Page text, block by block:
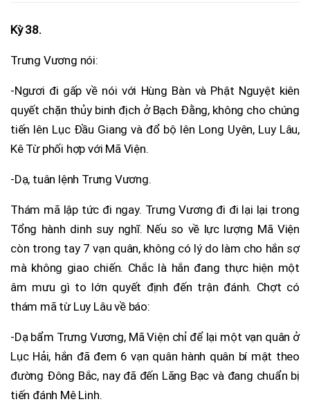
Kỳ 38.
Trưng Vương nói:
-Ngươi đi gấp về nói với Hùng Bàn và Phật Nguyệt kiên
quyết chặn thủy binh địch ở Bạch Đằng, không cho chúng
tiến lên Lục Đầu Giang và đổ bộ lên Long Uyên, Luy Lâu,
Kê Từ phối hợp với Mã Viện.
-Dạ, tuân lệnh Trưng Vương.
Thám mã lập tức đi ngay. Trưng Vương đi đi lại lại trong
Tổng hành dinh suy nghĩ. Nếu so về lực lượng Mã Viện
còn trong tay 7 vạn quân, không có lý do làm cho hắn sợ
mà không giao chiến. Chắc là hắn đang thực hiện một
âm mưu gì to lớn quyết định đến trận đánh. Chợt có
thám mã từ Luy Lâu về báo:
-Dạ bẩm Trưng Vương, Mã Viện chỉ để lại một vạn quân ở
Lục Hải, hắn đã đem 6 vạn quân hành quân bí mật theo
đường Đông Bắc, nay đã đến Lãng Bạc và đang chuẩn bị
tiến đánh Mê Linh.